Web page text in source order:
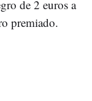
de 2 euros a
premiado.